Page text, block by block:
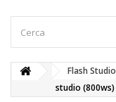
Flash Studio
studio (800ws)